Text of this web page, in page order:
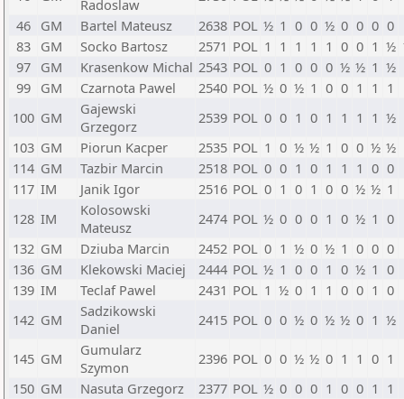
Radoslaw
46 GM Bartel Mateusz 2638 POL ½ 1 0 0 ½ 0 0 0 0
83 GM Socko Bartosz 2571 POL 1 1 1 1 1 0 0 1 ½
97 GM Krasenkow Michal 2543 POL 0 1 0 0 0 ½ ½ 1 ½
99 GM Czarnota Pawel 2540 POL ½ 0 ½ 1 0 0 1 1 1
100 GM
Gajewski
Grzegorz
2539 POL 0 0 1 0 1 1 1 1 ½
103 GM Piorun Kacper 2535 POL 1 0 ½ ½ 1 0 0 ½ ½
114 GM Tazbir Marcin 2518 POL 0 0 1 0 1 1 1 0 0
117 IM Janik Igor 2516 POL 0 1 0 1 0 0 ½ ½ 1
128 IM
Kolosowski
Mateusz
2474 POL ½ 0 0 0 1 0 ½ 1 0
132 GM Dziuba Marcin 2452 POL 0 1 ½ 0 ½ 1 0 0 0
136 GM Klekowski Maciej 2444 POL ½ 1 0 0 1 0 ½ 1 0
139 IM Teclaf Pawel 2431 POL 1 ½ 0 1 1 0 0 1 0
142 GM
Sadzikowski
Daniel
2415 POL 0 0 ½ 0 ½ ½ 0 1 ½
145 GM
Gumularz
Szymon
2396 POL 0 0 ½ ½ 0 1 1 0 1
150 GM Nasuta Grzegorz 2377 POL ½ 0 0 0 1 0 0 1 1